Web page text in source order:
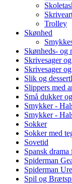
Trolley
Skønhed
Skønheds- og
Skrivesager
Skrivesager
Slik og
Slippers med
Små dukker
Smykker -
Smykker -
Sokker
Sokker med
Sovetid
Spansk
Spiderman
Spiderman
Spil og